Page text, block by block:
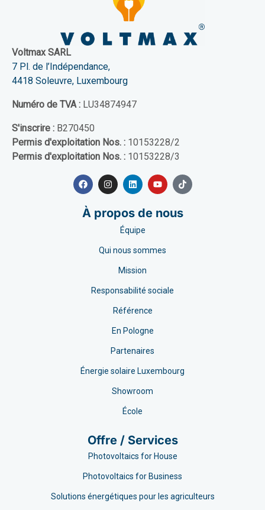
Voltmax SARL
7 Pl. de l’Indépendance,
4418 Soleuvre, Luxembourg
Numéro de TVA : LU34874947
S'inscrire : B270450
Permis d'exploitation Nos. : 10153228/2
Permis d'exploitation Nos. : 10153228/3
À propos de nous
Équipe
Qui nous sommes
Mission
Responsabilité sociale
Référence
En Pologne
Partenaires
Énergie solaire Luxembourg
Showroom
École
Offre / Services
Photovoltaics for House
Photovoltaics for Business
Solutions énergétiques pour les agriculteurs